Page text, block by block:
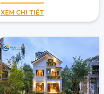
XEM CHI TIẾT